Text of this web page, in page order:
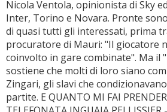
Nicola Ventola, opinionista di Sky
Inter, Torino e Novara. Pronte
di quasi tutti gli interessati, prima
procuratore di Mauri: "Il giocatore
coinvolto in gare combinate". Ma il
sostiene che molti di loro siano
Zingari, gli slavi che
partite. E QUANTO MI FAI